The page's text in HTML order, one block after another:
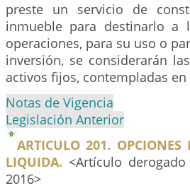
preste un servicio de
inmueble para destinarlo
operaciones, para su uso o
inversión, se considerarán
activos fijos, contempladas en
Notas de Vigencia
Legislación Anterior
ARTICULO 201.
LIQUIDA. <Artículo
2016>